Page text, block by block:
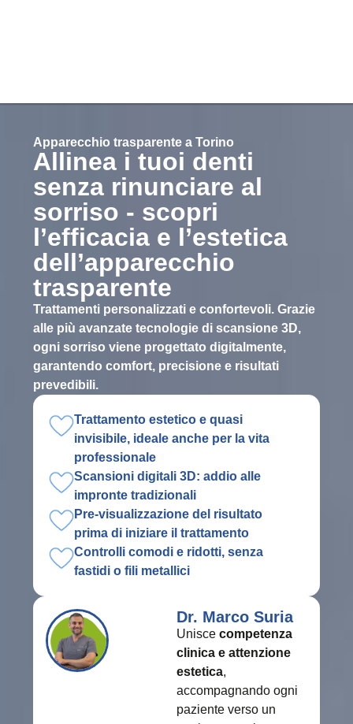
Apparecchio trasparente a Torino
Allinea i tuoi denti
senza rinunciare al
sorriso - scopri
l’efficacia e l’estetica
dell’apparecchio
trasparente
Trattamenti personalizzati e confortevoli. Grazie
alle più avanzate tecnologie di scansione 3D,
ogni sorriso viene progettato digitalmente,
garantendo comfort, precisione e risultati
prevedibili.
Trattamento estetico e quasi
invisibile, ideale anche per la vita
professionale
Scansioni digitali 3D: addio alle
impronte tradizionali
Pre-visualizzazione del risultato
prima di iniziare il trattamento
Controlli comodi e ridotti, senza
fastidi o fili metallici
Dr. Marco Suria
Unisce competenza
clinica e attenzione
estetica,
accompagnando ogni
paziente verso un